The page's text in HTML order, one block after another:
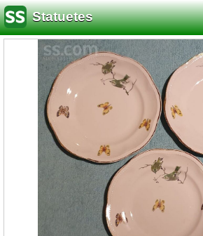
Statuetes